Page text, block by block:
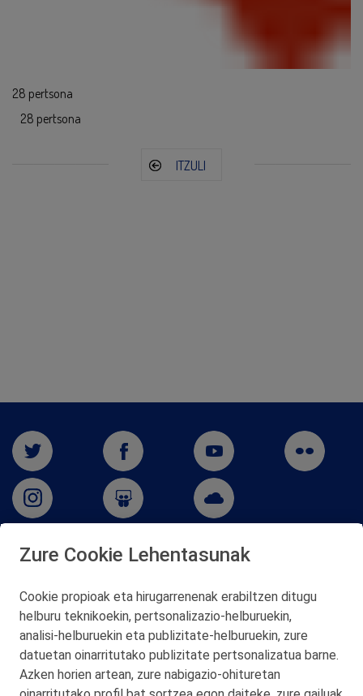
28 pertsona
28 pertsona
ITZULI
Telf. 946 357 000
© 2026 Petronor S.A.
Zure Cookie Lehentasunak
Cookie propioak eta hirugarrenenak erabiltzen ditugu
helburu teknikoekin, pertsonalizazio‑helburuekin,
analisi‑helburuekin eta publizitate‑helburuekin, zure
datuetan oinarritutako publizitate pertsonalizatua barne.
Azken horien artean, zure nabigazio‑ohituretan